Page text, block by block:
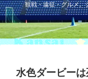
観戦・遠征・グルメ。
水色ダービー